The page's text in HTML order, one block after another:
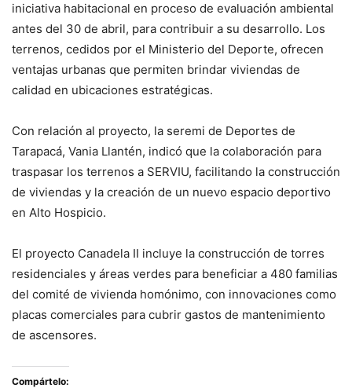
iniciativa habitacional en proceso de evaluación ambiental
antes del 30 de abril, para contribuir a su desarrollo. Los
terrenos, cedidos por el Ministerio del Deporte, ofrecen
ventajas urbanas que permiten brindar viviendas de
calidad en ubicaciones estratégicas.
Con relación al proyecto, la seremi de Deportes de
Tarapacá, Vania Llantén, indicó que la colaboración para
traspasar los terrenos a SERVIU, facilitando la construcción
de viviendas y la creación de un nuevo espacio deportivo
en Alto Hospicio.
El proyecto Canadela II incluye la construcción de torres
residenciales y áreas verdes para beneficiar a 480 familias
del comité de vivienda homónimo, con innovaciones como
placas comerciales para cubrir gastos de mantenimiento
de ascensores.
Compártelo: